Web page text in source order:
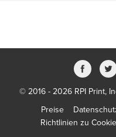
© 2016 - 2026 RPI Print,
Preise
Richtlinien zu